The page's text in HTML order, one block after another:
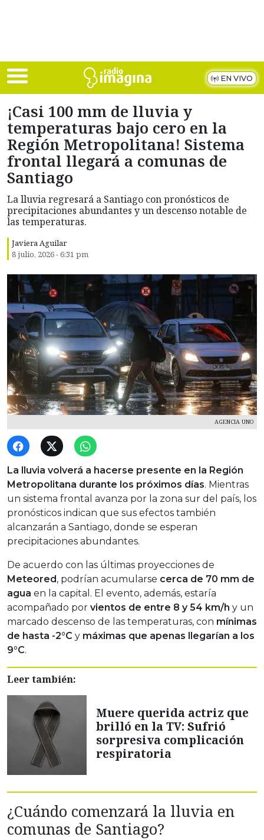
EN VIVO
¡Casi 100 mm de lluvia y
temperaturas bajo cero en la
Región Metropolitana! Sistema
frontal llegará a comunas de
Santiago
La lluvia regresará a Santiago con pronósticos de
precipitaciones abundantes y un descenso notable de
las temperaturas.
Javiera Aguilar
8 julio, 2026 - 6:31 pm
AGENCIA UNO
La lluvia volverá a hacerse presente en la Región
Metropolitana durante los próximos días. Mientras
un sistema frontal avanza por la zona sur del país, los
pronósticos indican que sus efectos también
alcanzarán a Santiago, donde se esperan
precipitaciones abundantes.
De acuerdo con las últimas proyecciones de
Meteored , podrían acumularse cerca de 70 mm de
agua en la capital. El evento, además, estaría
acompañado por vientos de entre 8 y 54 km/h y un
marcado descenso de las temperaturas, con mínimas
de hasta -2°C y máximas que apenas llegarían a los
9°C.
Leer también:
Muere querida actriz que
brilló en la TV: Sufrió
sorpresiva complicación
respiratoria
¿Cuándo comenzará la lluvia en
comunas de Santiago?